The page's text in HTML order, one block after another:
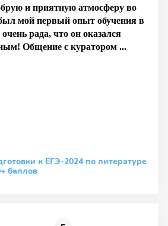
и приятную атмосферу во
мой первый опыт обучения в
рада, что он оказался
Общение с куратором ...
к ЕГЭ-2024 по литературе
баллов